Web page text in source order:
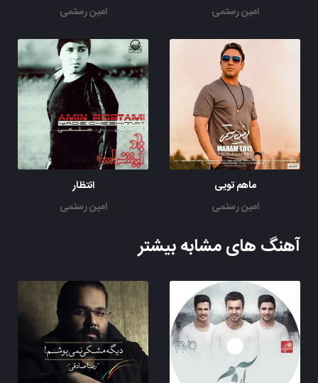
امین رستمی
امین رستمی
ماهم تویی
امین رستمی
انتظار
امین رستمی
آهنگ های مشابه بیشتر